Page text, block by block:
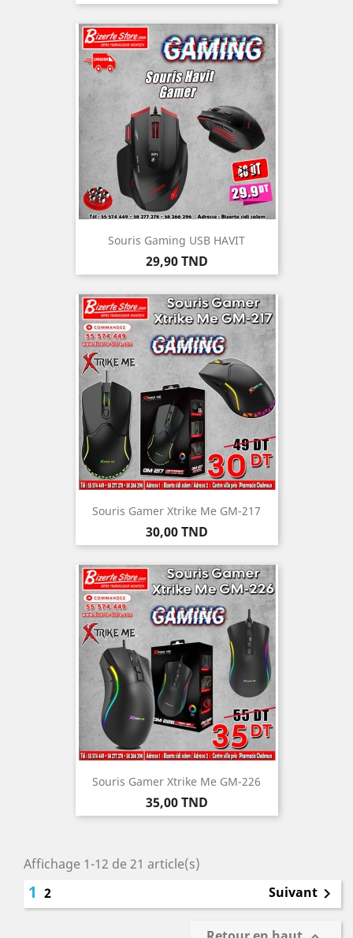
Souris Gaming USB HAVIT
Prix
29,90 TND
Souris Gamer Xtrike Me GM-217
Prix
30,00 TND
Souris Gamer Xtrike Me GM-226
Prix
35,00 TND
Affichage 1-12 de 21 article(s)
1 2 Suivant 